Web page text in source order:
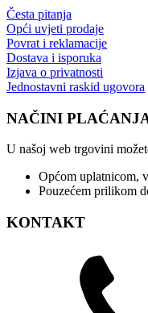
Česta pitanja
Opći uvjeti prodaje
Povrat i reklamacije
Dostava i isporuka
Izjava o privatnosti
Jednostavni raskid ugovora
NAČINI
U našoj web trgovini
Općom uplatnicom,
Pouzećem prilikom
KONTAKT